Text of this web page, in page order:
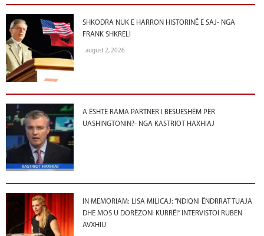
SHKODRA NUK E HARRON HISTORINË E SAJ- NGA
FRANK SHKRELI
august 2, 2026
A ËSHTË RAMA PARTNER I BESUESHËM PËR
UASHINGTONIN?- NGA KASTRIOT HAXHIAJ
IN MEMORIAM: LISA MILICAJ: “NDIQNI ËNDRRAT TUAJA
DHE MOS U DORËZONI KURRË!” INTERVISTOI RUBEN
AVXHIU